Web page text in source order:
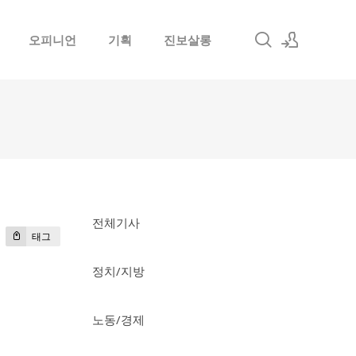
오피니언 기획 진보살롱
전체기사
정치/지방
노동/경제
태그